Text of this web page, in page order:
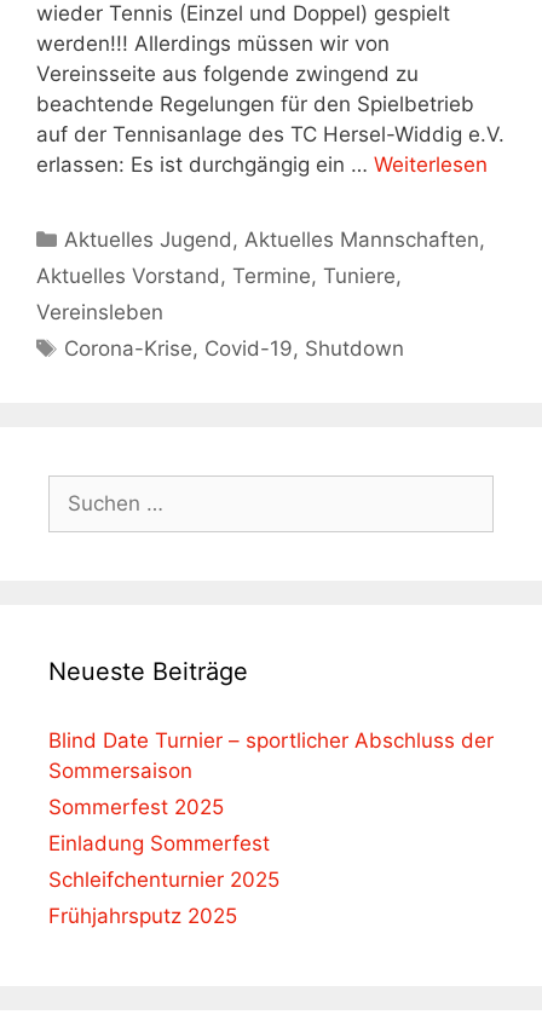
wieder Tennis (Einzel und Doppel) gespielt
werden!!! Allerdings müssen wir von
Vereinsseite aus folgende zwingend zu
beachtende Regelungen für den Spielbetrieb
auf der Tennisanlage des TC Hersel-Widdig e.V.
erlassen: Es ist durchgängig ein … Weiterlesen
Kategorien
Aktuelles Jugend,Aktuelles Mannschaften,
Aktuelles Vorstand, Termine, Tuniere,
Vereinsleben
Schlagwörter
Corona-Krise, Covid-19, Shutdown
Suchen
nach:
Neueste Beiträge
Blind Date Turnier – sportlicher Abschluss der
Sommersaison
Sommerfest 2025
Einladung Sommerfest
Schleifchenturnier 2025
Frühjahrsputz 2025